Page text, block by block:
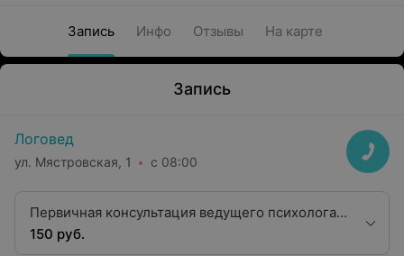
Запись Инфо Отзывы На карте
Запись
Логовед
ул. Мястровская, 1 с 08:00
Первичная консультация ведущего психолога
(к.п.н.)
150 руб.